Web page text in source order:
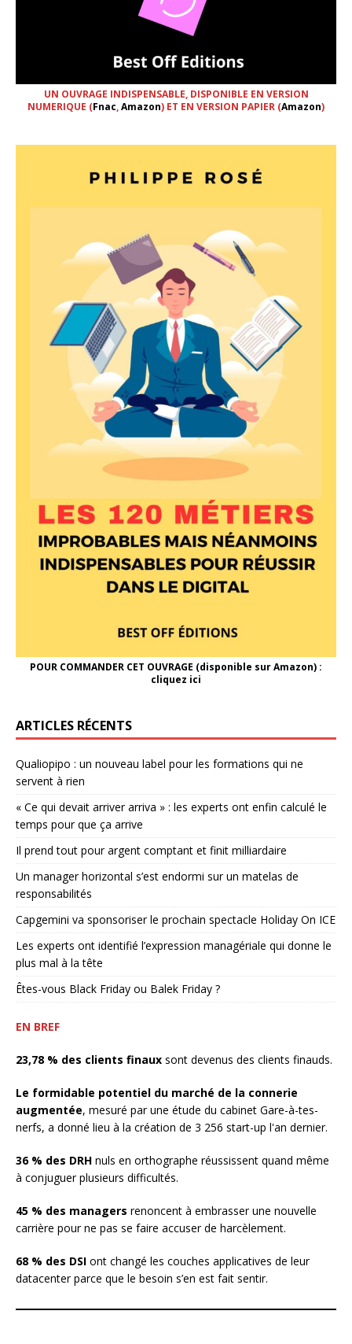
UN OUVRAGE INDISPENSABLE, DISPONIBLE EN VERSION
NUMERIQUE (Fnac,Amazon) ET EN VERSION PAPIER (Amazon)
POUR COMMANDER CET OUVRAGE (disponible sur Amazon) :
cliquez ici
ARTICLES RÉCENTS
Qualiopipo : un nouveau label pour les formations qui ne
servent à rien
« Ce qui devait arriver arriva » : les experts ont enfin calculé le
temps pour que ça arrive
Il prend tout pour argent comptant et finit milliardaire
Un manager horizontal s’est endormi sur un matelas de
responsabilités
Capgemini va sponsoriser le prochain spectacle Holiday On ICE
Les experts ont identifié l’expression managériale qui donne le
plus mal à la tête
Êtes-vous Black Friday ou Balek Friday ?
EN BREF
23,78 % des clients finaux sont devenus des clients finauds.
Le formidable potentiel du marché de la connerie
augmentée, mesuré par une étude du cabinet Gare-à-tes-
nerfs, a donné lieu à la création de 3 256 start-up l'an dernier.
36 % des DRH nuls en orthographe réussissent quand même
à conjuguer plusieurs difficultés.
45 % des managers renoncent à embrasser une nouvelle
carrière pour ne pas se faire accuser de harcèlement.
68 % des DSI ont changé les couches applicatives de leur
datacenter parce que le besoin s’en est fait sentir.